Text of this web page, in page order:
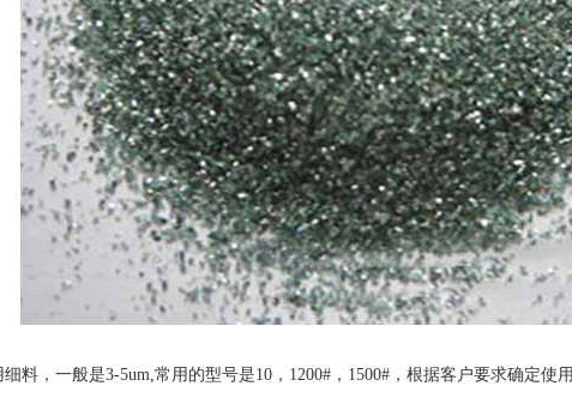
料，一般是3-5um,常用的型号是10，1200#，1500#，根据客户要求确定使